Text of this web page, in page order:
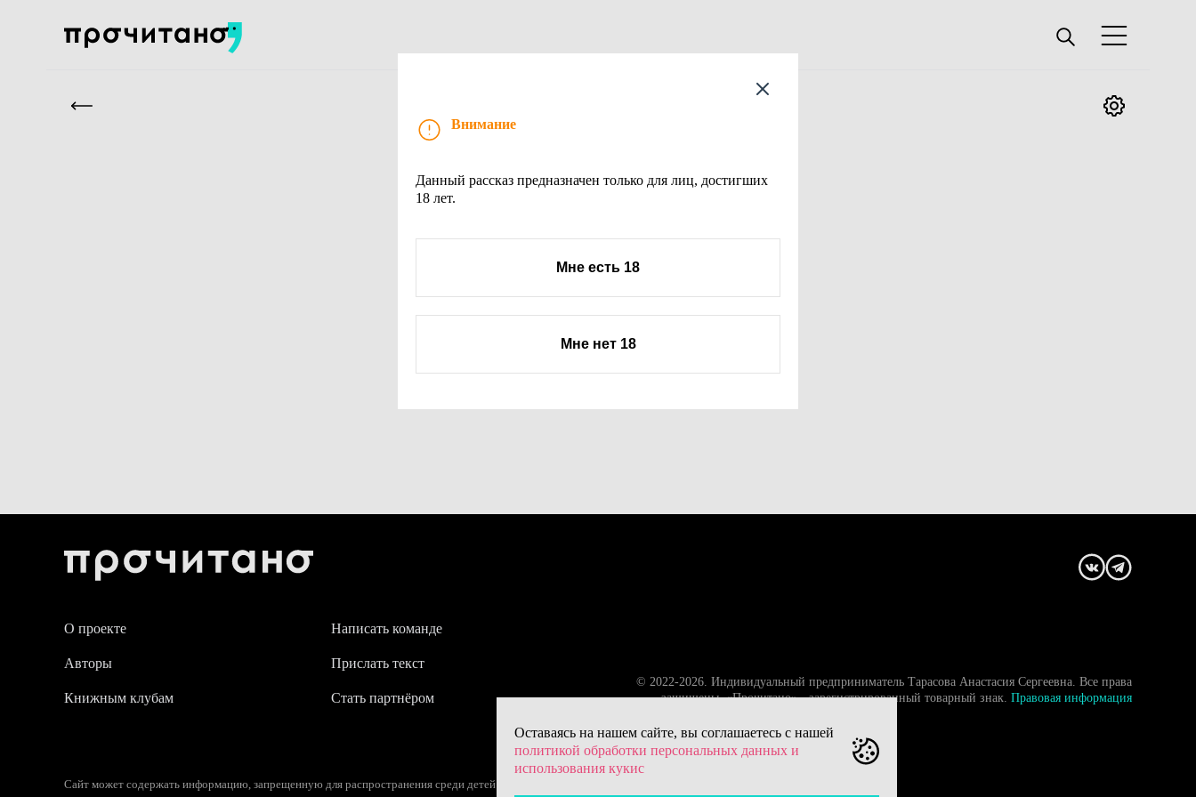
О проекте Написать команде
Авторы Прислать текст
Книжным клубам Стать партнёром
© 2022-2026. Индивидуальный предприниматель Тарасова Анастасия Сергеевна. Все права
защищены. «Прочитано» - зарегистрированный товарный знак. Правовая информация
Сайт может содержать информацию, запрещенную для распространения среди детей (18+) – следите за возрастной маркировкой.
Оставаясь на нашем сайте, вы соглашаетесь с нашей
политикой обработки персональных данных и
использования кукис
Внимание
Данный рассказ предназначен только для лиц, достигших
18 лет.
Мне есть 18
Мне нет 18